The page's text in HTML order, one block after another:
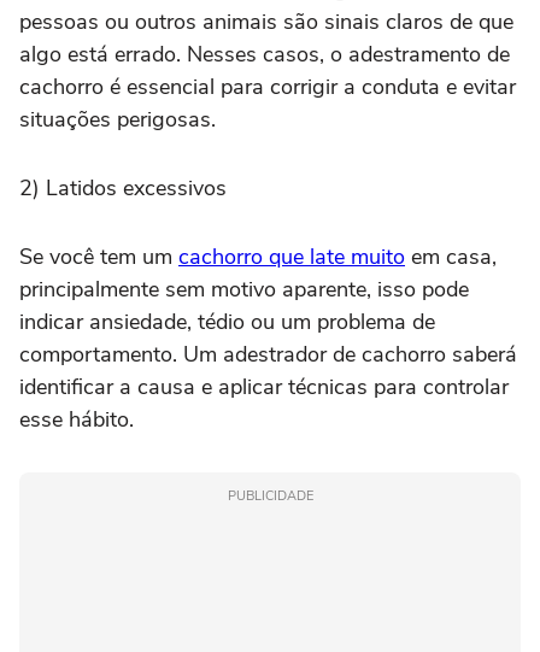
pessoas ou outros animais são sinais claros de que
algo está errado. Nesses casos, o adestramento de
cachorro é essencial para corrigir a conduta e evitar
situações perigosas.
2) Latidos excessivos
Se você tem um cachorro que late muito em casa,
principalmente sem motivo aparente, isso pode
indicar ansiedade, tédio ou um problema de
comportamento. Um adestrador de cachorro saberá
identificar a causa e aplicar técnicas para controlar
esse hábito.
PUBLICIDADE